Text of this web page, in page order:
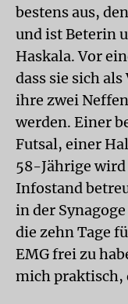
bestens aus,
und ist Beterin
Haskala. Vor
dass sie sich
ihre zwei
werden. Einer
Futsal, einer
58-Jährige
Infostand
in der
die zehn Tage
EMG frei zu
mich praktisch,